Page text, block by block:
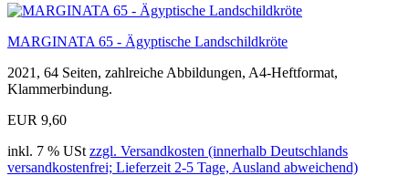
MARGINATA 65 - Ägyptische Landschildkröte
2021, 64 Seiten, zahlreiche Abbildungen, A4-Heftformat,
Klammerbindung.
EUR 9,60
inkl. 7 % USt zzgl. Versandkosten (innerhalb Deutschlands
versandkostenfrei; Lieferzeit 2-5 Tage, Ausland abweichend)